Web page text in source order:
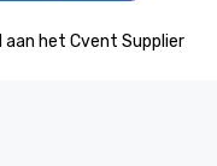
het Cvent Supplier